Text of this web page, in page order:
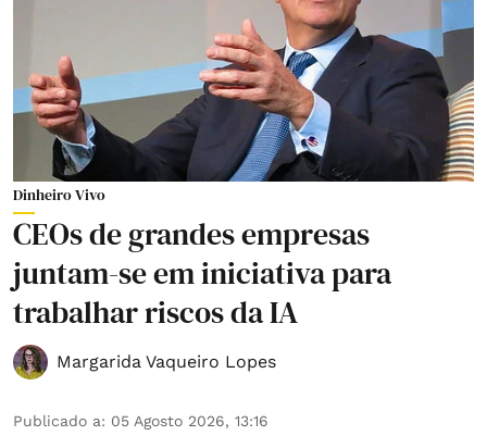
Dinheiro Vivo
CEOs de grandes empresas
juntam-se em iniciativa para
trabalhar riscos da IA
Margarida Vaqueiro Lopes
Publicado a: 05 Agosto 2026, 13:16